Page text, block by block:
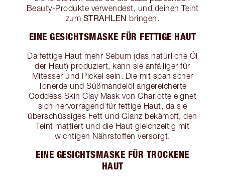
Beauty-Produkte verwendest, und deinen Teint
zum STRAHLEN bringen.
EINE GESICHTSMASKE FÜR FETTIGE HAUT
Da fettige Haut mehr Sebum (das natürliche Öl
der Haut) produziert, kann sie anfälliger für
Mitesser und Pickel sein. Die mit spanischer
Tonerde und Süßmandelöl angereicherte
Goddess Skin Clay Mask von Charlotte eignet
sich hervorragend für fettige Haut, da sie
überschüssiges Fett und Glanz bekämpft, den
Teint mattiert und die Haut gleichzeitig mit
wichtigen Nährstoffen versorgt.
EINE GESICHTSMASKE FÜR TROCKENE
HAUT